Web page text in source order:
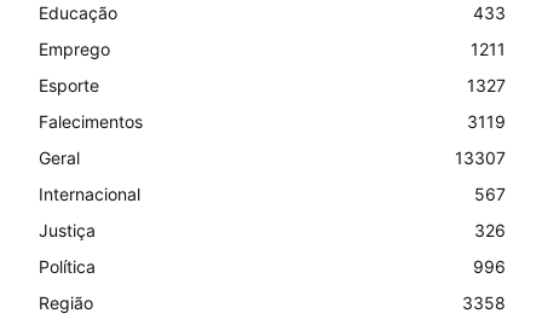
Educação
433
Emprego
1211
Esporte
1327
Falecimentos
3119
Geral
13307
Internacional
567
Justiça
326
Política
996
Região
3358